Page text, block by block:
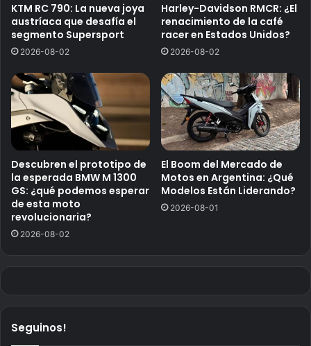
KTM RC 790: La nueva joya
austríaca que desafía el
segmento Supersport
2026-08-02
Harley-Davidson RMCR: ¿El
renacimiento de la café
racer en Estados Unidos?
2026-08-02
Descubren el prototipo de
la esperada BMW M 1300
GS: ¿qué podemos esperar
de esta moto
revolucionaria?
2026-08-02
El Boom del Mercado de
Motos en Argentina: ¿Qué
Modelos Están Liderando?
2026-08-01
Seguinos!